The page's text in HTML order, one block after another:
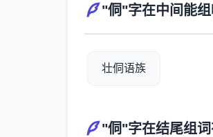
"侗"字在中间能组
壮侗语族
"侗"字在结尾组